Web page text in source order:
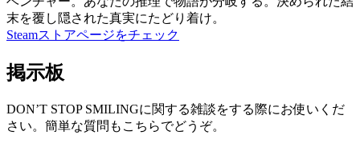
末を覆し隠された真実にたどり着け。
Steamストアページをチェック
掲示板
DON’T STOP SMILINGに関する雑談をする際にお使いくだ
さい。簡単な質問もこちらでどうぞ。